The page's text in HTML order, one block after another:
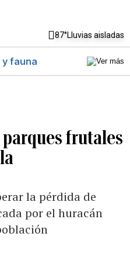
87°Lluvias aisladas
y fauna
parques frutales
la pérdida de
por el huracán